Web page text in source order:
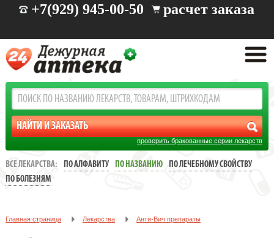
+7(929) 945-00-50 расчет заказа
проверить бракованные серии лекарств
ВСЕ ЛЕКАРСТВА: ПО АЛФАВИТУ ПО НАЗВАНИЮ
ПО ЛЕЧЕБНОМУ СВОЙСТВУ
ПО БОЛЕЗНЯМ
Главная страница Лекарства Анти-Вич препараты